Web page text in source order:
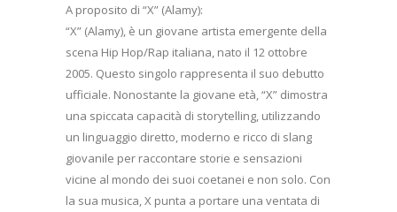
A proposito di “X” (Alamy):
“X” (Alamy), è un giovane artista emergente della
scena Hip Hop/Rap italiana, nato il 12 ottobre
2005. Questo singolo rappresenta il suo debutto
ufficiale. Nonostante la giovane età, “X” dimostra
una spiccata capacità di storytelling, utilizzando
un linguaggio diretto, moderno e ricco di slang
giovanile per raccontare storie e sensazioni
vicine al mondo dei suoi coetanei e non solo. Con
la sua musica, X punta a portare una ventata di